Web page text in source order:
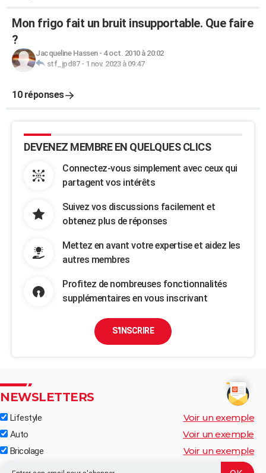
Mon frigo fait un bruit insupportable. Que faire
?
Jacqueline Hassen- 4 oct. 2010 à 20:02
stf_jpd87- 1 nov. 2023 à 09:47
10 réponses
DEVENEZ MEMBRE EN QUELQUES CLICS
Connectez-vous simplement avec ceux qui
partagent vos intérêts
Suivez vos discussions facilement et
obtenez plus de réponses
Mettez en avant votre expertise et aidez les
autres membres
Profitez de nombreuses fonctionnalités
supplémentaires en vous inscrivant
S'INSCRIRE
NEWSLETTERS
Lifestyle Voir un exemple
Auto Voir un exemple
Bricolage Voir un exemple